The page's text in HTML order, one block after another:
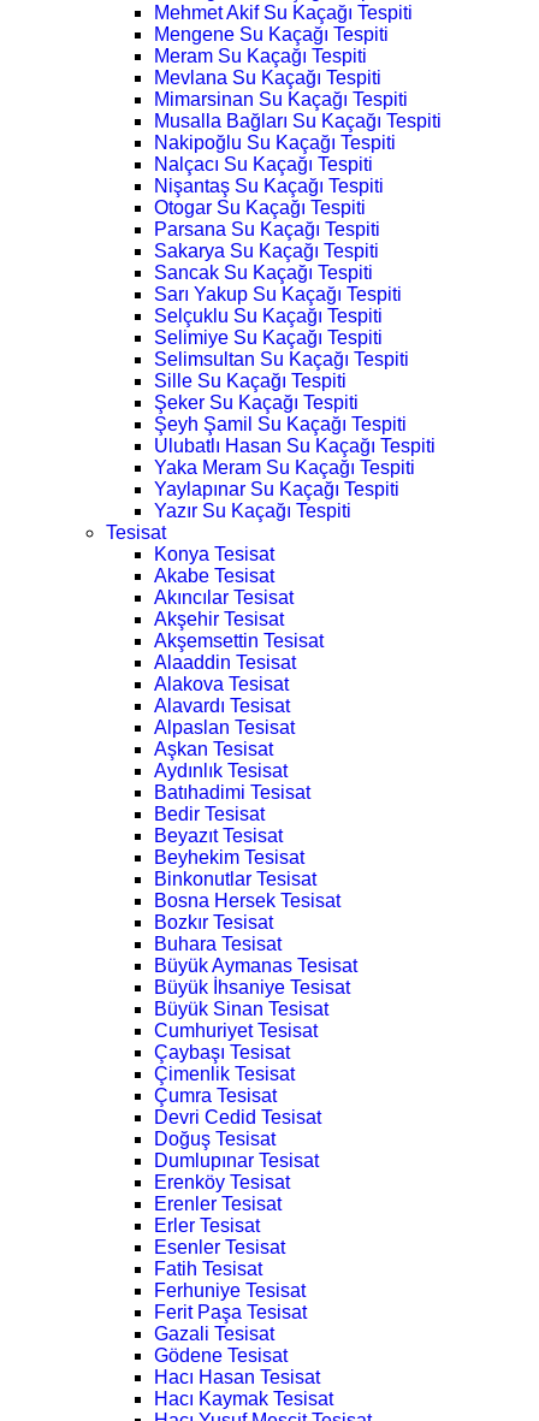
Mehmet Akif Su Kaçağı Tespiti
Mengene Su Kaçağı Tespiti
Meram Su Kaçağı Tespiti
Mevlana Su Kaçağı Tespiti
Mimarsinan Su Kaçağı Tespiti
Musalla Bağları Su Kaçağı Tespiti
Nakipoğlu Su Kaçağı Tespiti
Nalçacı Su Kaçağı Tespiti
Nişantaş Su Kaçağı Tespiti
Otogar Su Kaçağı Tespiti
Parsana Su Kaçağı Tespiti
Sakarya Su Kaçağı Tespiti
Sancak Su Kaçağı Tespiti
Sarı Yakup Su Kaçağı Tespiti
Selçuklu Su Kaçağı Tespiti
Selimiye Su Kaçağı Tespiti
Selimsultan Su Kaçağı Tespiti
Sille Su Kaçağı Tespiti
Şeker Su Kaçağı Tespiti
Şeyh Şamil Su Kaçağı Tespiti
Ulubatlı Hasan Su Kaçağı Tespiti
Yaka Meram Su Kaçağı Tespiti
Yaylapınar Su Kaçağı Tespiti
Yazır Su Kaçağı Tespiti
Tesisat
Konya Tesisat
Akabe Tesisat
Akıncılar Tesisat
Akşehir Tesisat
Akşemsettin Tesisat
Alaaddin Tesisat
Alakova Tesisat
Alavardı Tesisat
Alpaslan Tesisat
Aşkan Tesisat
Aydınlık Tesisat
Batıhadimi Tesisat
Bedir Tesisat
Beyazıt Tesisat
Beyhekim Tesisat
Binkonutlar Tesisat
Bosna Hersek Tesisat
Bozkır Tesisat
Buhara Tesisat
Büyük Aymanas Tesisat
Büyük İhsaniye Tesisat
Büyük Sinan Tesisat
Cumhuriyet Tesisat
Çaybaşı Tesisat
Çimenlik Tesisat
Çumra Tesisat
Devri Cedid Tesisat
Doğuş Tesisat
Dumlupınar Tesisat
Erenköy Tesisat
Erenler Tesisat
Erler Tesisat
Esenler Tesisat
Fatih Tesisat
Ferhuniye Tesisat
Ferit Paşa Tesisat
Gazali Tesisat
Gödene Tesisat
Hacı Hasan Tesisat
Hacı Kaymak Tesisat